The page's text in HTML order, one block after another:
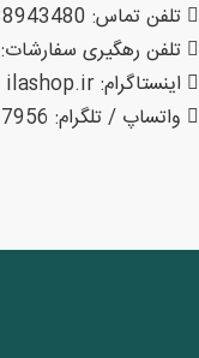
تلفن تماس: 02188943480 – 02155470813 – 02155470280
تلفن رهگیری سفارشات: 09199797956
اینستاگرام: ilashop.ir
واتساپ / تلگرام: 09199797956